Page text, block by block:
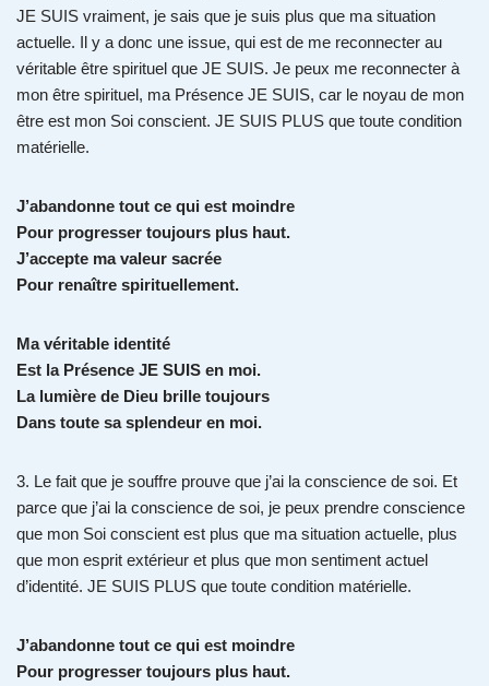
JE SUIS vraiment, je sais que je suis plus que ma situation
actuelle. Il y a donc une issue, qui est de me reconnecter au
véritable être spirituel que JE SUIS. Je peux me reconnecter à
mon être spirituel, ma Présence JE SUIS, car le noyau de mon
être est mon Soi conscient. JE SUIS PLUS que toute condition
matérielle.
J’abandonne tout ce qui est moindre
Pour progresser toujours plus haut.
J’accepte ma valeur sacrée
Pour renaître spirituellement.
Ma véritable identité
Est la Présence JE SUIS en moi.
La lumière de Dieu brille toujours
Dans toute sa splendeur en moi.
3. Le fait que je souffre prouve que j’ai la conscience de soi. Et
parce que j’ai la conscience de soi, je peux prendre conscience
que mon Soi conscient est plus que ma situation actuelle, plus
que mon esprit extérieur et plus que mon sentiment actuel
d’identité. JE SUIS PLUS que toute condition matérielle.
J’abandonne tout ce qui est moindre
Pour progresser toujours plus haut.